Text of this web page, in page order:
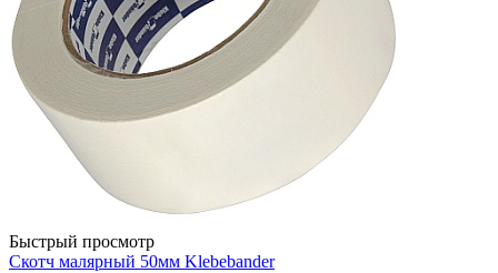
Быстрый просмотр
Скотч малярный 50мм Klebebander